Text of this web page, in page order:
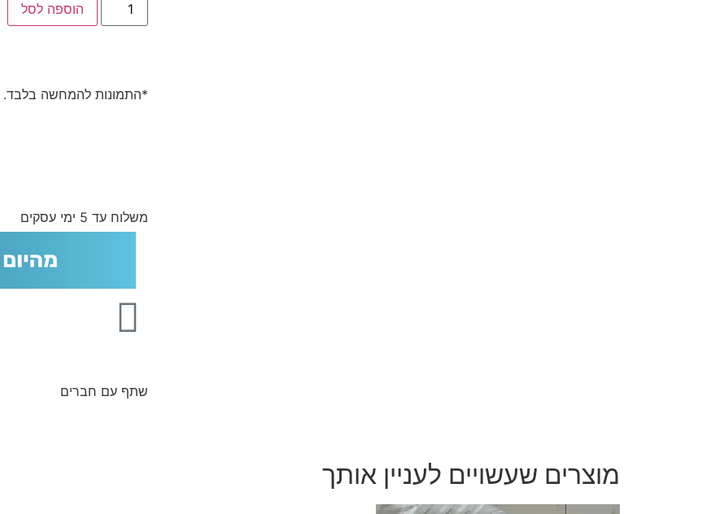
הוספה לסל
*התמונות להמחשה בלבד.
משלוח עד 5 ימי עסקים
שתף עם חברים
מוצרים שעשויים לעניין אותך